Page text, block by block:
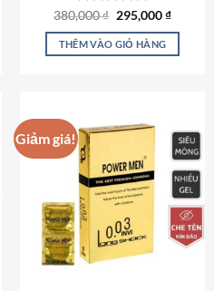
Được xếp
hạng5.00
5 sao
380,000₫ Giá
là:
380,000 ₫.
295,000₫Giá
tại
THÊM VÀO GIỎ HÀNG
Giảm giá!